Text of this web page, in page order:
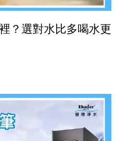
？選對水比多喝水更